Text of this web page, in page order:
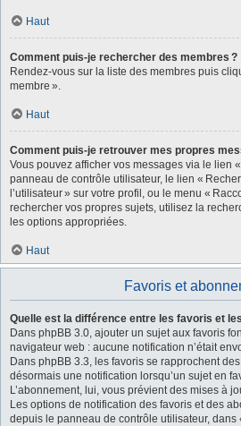
Haut
Comment puis-je rechercher des membres ?
Rendez-vous sur la liste des membres puis
membre ».
Haut
Comment puis-je retrouver mes propres
Vous pouvez afficher vos messages via le lien
panneau de contrôle utilisateur, le lien «
l’utilisateur » sur votre profil, ou le menu «
rechercher vos propres sujets, utilisez la
les options appropriées.
Haut
Favoris et
Quelle est la différence entre les favoris et
Dans phpBB 3.0, ajouter un sujet aux favoris
navigateur web : aucune notification n’était
Dans phpBB 3.3, les favoris se rapprochent
désormais une notification lorsqu’un sujet en
L’abonnement, lui, vous prévient des mises à
Les options de notification des favoris et des
depuis le panneau de contrôle utilisateur, dans